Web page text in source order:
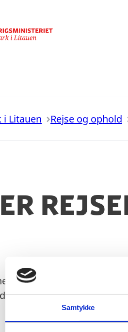
Samtykke
i Litauen Rejse og ophold
i menuen til venstre om,
skal forholde dig, hvis